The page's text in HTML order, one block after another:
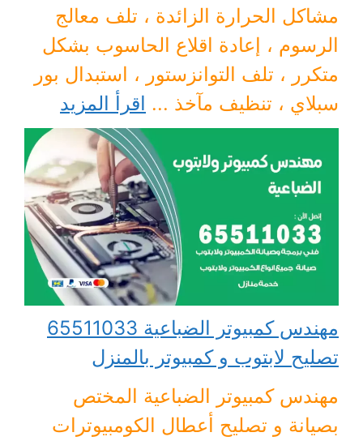
مشاكل الحرارة الزائدة ، تلف معالج
الرسوم ، إعادة اقلاع الحاسوب بشكل
متكرر ، تلف التوانزستور ، استبدال بور
سبلاي ، تنظيف مآخذ ... اقرأ المزيد
مهندس كمبيوتر الضباعية 65511033
تصليح لابتوب و كمبيوتر بالمنزل
مهندس كمبيوتر الضباعية المختص
بصيانة و تصليح أعطال الكومبيوترات